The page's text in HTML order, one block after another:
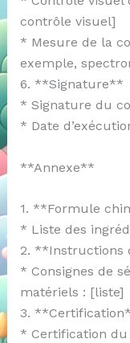
contrôle visuel]
* Mesure de la
exemple,
6. **Signature**
* Signature du
* Date
**Annexe**
1. **Formule
* Liste des
2. **Instructions
* Consignes de
matériels : [liste]
3.
* Certification